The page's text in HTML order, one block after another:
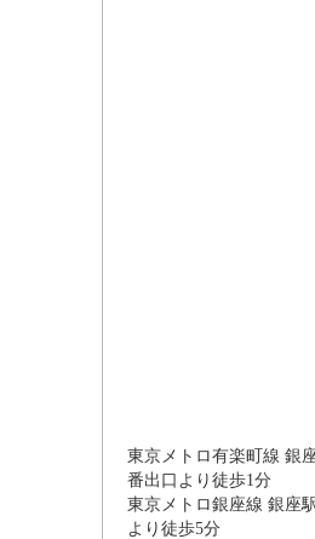
東京メトロ有楽町線 銀
番出口より徒歩1分
東京メトロ銀座線 銀座
より徒歩5分